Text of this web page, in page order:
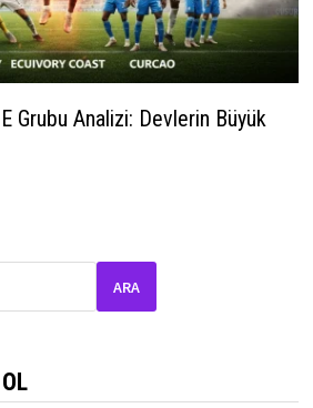
Grubu Analizi: Devlerin Büyük
ARA